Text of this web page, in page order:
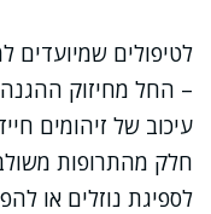
לטיפולים שמיועדים
– החל מחיזוק
עיכוב של זיהומים
חלק מהתרופות
לספיגת נוזלים או